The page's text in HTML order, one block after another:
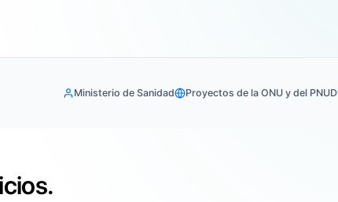
Ministerio de Sanidad Proyectos de la ONU y del PNUD